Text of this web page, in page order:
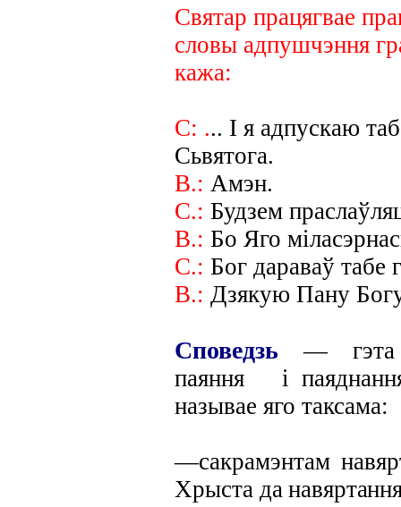
Святар працягвае
словы адпушчэння
кажа:
С: ... I я адпускаю
Сьвятога.
В.: Амэн.
С.: Будзем
В.: Бо Яго
С.: Бог дараваў табе
В.: Дзякую Пану
Споведзь
— гэта
паяння і
называе яго таксама:
—сакрамэнтам
Хрыста да